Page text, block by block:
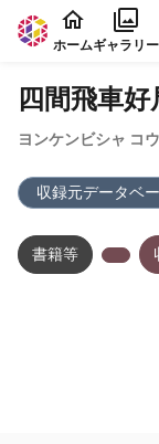
本文に飛ぶ
ホームギャラリー
四間飛車好
ヨンケンビシャ コ
収録元データベ
書籍等